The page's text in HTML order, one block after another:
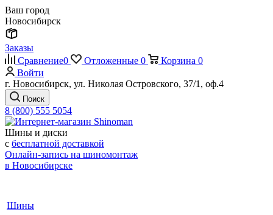
Ваш город
Новосибирск
Заказы
Сравнение0 Отложенные 0 Корзина 0
Войти
г. Новосибирск, ул. Николая Островского, 37/1, оф.4
Поиск
8 (800) 555 5054
Шины и диски
с бесплатной доставкой
Онлайн-запись на шиномонтаж
в Новосибирске
Шины